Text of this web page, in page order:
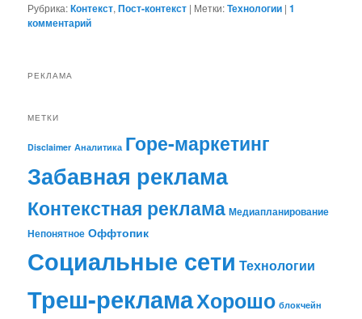
Рубрика:Контекст,Пост-контекст | Метки:Технологии |1
комментарий
РЕКЛАМА
МЕТКИ
Disclaimer Аналитика Горе-маркетинг
Забавная реклама
Контекстная реклама Медиапланирование
Непонятное Оффтопик
Социальные сети Технологии
Треш-рекламаХорошо блокчейн